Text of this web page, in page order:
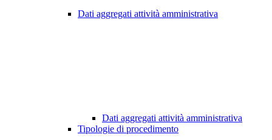
Dati aggregati attività amministrativa
Dati aggregati attività amministrativa
Tipologie di procedimento